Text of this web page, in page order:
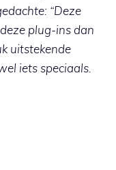
“Deze
plug-ins dan
uitstekende
iets speciaals.